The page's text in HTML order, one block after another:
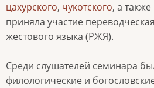
цахурского, чукотского, а
приняла участие
жестового языка (РЖЯ).
Среди слушателей семинара
филологические и